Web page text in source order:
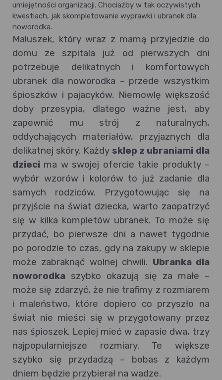
umiejętności organizacji. Chociażby w tak oczywistych
kwestiach, jak skompletowanie wyprawki i ubranek dla
noworodka.
Maluszek, który wraz z mamą przyjedzie do
domu ze szpitala już od pierwszych dni
potrzebuje delikatnych i komfortowych
ubranek dla noworodka – przede wszystkim
śpioszków i pajacyków. Niemowlę większość
doby przesypia, dlatego ważne jest, aby
zapewnić mu strój z naturalnych,
oddychających materiałów, przyjaznych dla
delikatnej skóry. Każdy sklep z ubraniami dla
dzieci ma w swojej ofercie takie produkty –
wybór wzorów i kolorów to już zadanie dla
samych rodziców. Przygotowując się na
przyjście na świat dziecka, warto zaopatrzyć
się w kilka kompletów ubranek. To może się
przydać, bo pierwsze dni a nawet tygodnie
po porodzie to czas, gdy na zakupy w sklepie
może zabraknąć wolnej chwili. Ubranka dla
noworodka szybko okazują się za małe –
może się zdarzyć, że nie trafimy z rozmiarem
i maleństwo, które dopiero co przyszło na
świat nie mieści się w przygotowany przez
nas śpioszek. Lepiej mieć w zapasie dwa, trzy
najpopularniejsze rozmiary. Te większe
szybko się przydadzą – bobas z każdym
dniem będzie przybierał na wadze.